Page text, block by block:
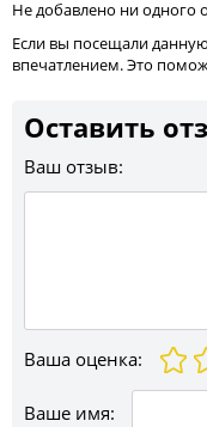
Не добавлено ни одного
Если вы посещали
впечатлением. Это
Оставить
Ваш отзыв:
Ваша оценка:
Ваше имя: